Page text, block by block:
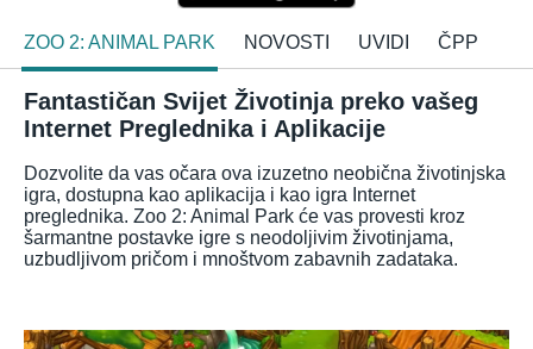
ZOO 2: ANIMAL PARK NOVOSTI UVIDI ČPP
Fantastičan Svijet Životinja preko vašeg
Internet Preglednika i Aplikacije
Dozvolite da vas očara ova izuzetno neobična životinjska
igra, dostupna kao aplikacija i kao igra Internet
preglednika. Zoo 2: Animal Park će vas provesti kroz
šarmantne postavke igre s neodoljivim životinjama,
uzbudljivom pričom i mnoštvom zabavnih zadataka.